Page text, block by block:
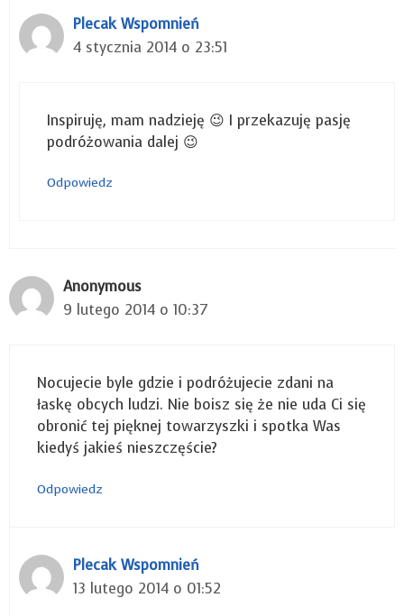
Plecak Wspomnień
4 stycznia 2014 o 23:51
Inspiruję, mam nadzieję 😉 I przekazuję pasję
podróżowania dalej 😉
Odpowiedz
Anonymous
9 lutego 2014 o 10:37
Nocujecie byle gdzie i podróżujecie zdani na
łaskę obcych ludzi. Nie boisz się że nie uda Ci się
obronić tej pięknej towarzyszki i spotka Was
kiedyś jakieś nieszczęście?
Odpowiedz
Plecak Wspomnień
13 lutego 2014 o 01:52